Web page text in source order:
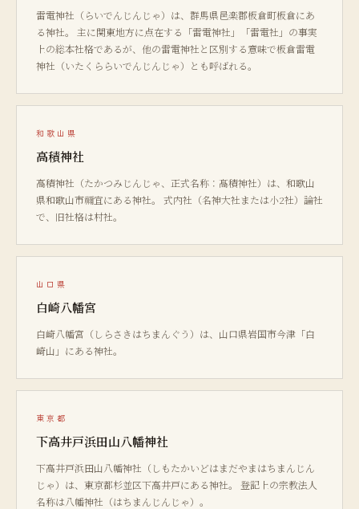
雷電神社（らいでんじんじゃ）は、群馬県邑楽郡板倉町板倉にあ
る神社。 主に関東地方に点在する「雷電神社」「雷電社」の事実
上の総本社格であるが、他の雷電神社と区別する意味で板倉雷電
神社（いたくららいでんじんじゃ）とも呼ばれる。
和歌山県
高積神社
高積神社（たかつみじんじゃ、正式名称：髙積神社）は、和歌山
県和歌山市禰宜にある神社。 式内社（名神大社または小2社）論社
で、旧社格は村社。
山口県
白崎八幡宮
白崎八幡宮（しらさきはちまんぐう）は、山口県岩国市今津「白
崎山」にある神社。
東京都
下高井戸浜田山八幡神社
下高井戸浜田山八幡神社（しもたかいどはまだやまはちまんじん
じゃ）は、東京都杉並区下高井戸にある神社。 登記上の宗教法人
名称は八幡神社（はちまんじんじゃ）。